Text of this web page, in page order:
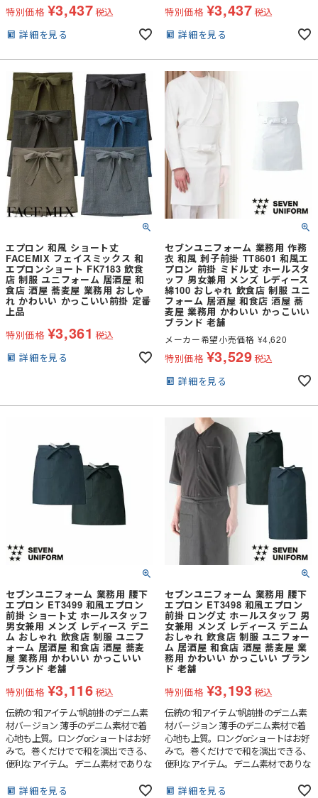
特別価格 ¥3,437税込
詳細を見る
特別価格 ¥3,437税込
詳細を見る
エプロン 和風 ショート丈
FACEMIX フェイスミックス 和
エプロンショート FK7183 飲食
店 制服 ユニフォーム 居酒屋 和
食店 酒屋 蕎麦屋 業務用 おしゃ
れ かわいい かっこいい前掛 定番
上品
特別価格 ¥3,361 税込
詳細を見る
セブンユニフォーム 業務用 作務
衣 和風 刺子前掛 TT8601 和風エ
プロン 前掛 ミドル丈 ホールスタ
ッフ 男女兼用 メンズ レディース
綿100 おしゃれ 飲食店 制服 ユニ
フォーム 居酒屋 和食店 酒屋 蕎
麦屋 業務用 かわいい かっこいい
ブランド 老舗
メーカー希望小売価格 ¥4,620
特別価格 ¥3,529税込
詳細を見る
セブンユニフォーム 業務用 腰下
エプロン ET3499 和風エプロン
前掛 ショート丈 ホールスタッフ
男女兼用 メンズ レディース デニ
ム おしゃれ 飲食店 制服 ユニフ
ォーム 居酒屋 和食店 酒屋 蕎麦
屋 業務用 かわいい かっこいい
ブランド 老舗
特別価格 ¥3,116税込
伝統の“和アイテム”帆前掛のデニム素
材バージョン 薄手のデニム素材で着
心地も上質。ロングorショートはお好
みで。巻くだけでで和を演出できる、
便利なアイテム。デニム素材でありな
す。その薄さによってサラリとした巻
詳細を見る
セブンユニフォーム 業務用 腰下
エプロン ET3498 和風エプロン
前掛 ロング丈 ホールスタッフ 男
女兼用 メンズ レディース デニム
おしゃれ 飲食店 制服 ユニフォー
ム 居酒屋 和食店 酒屋 蕎麦屋 業
務用 かわいい かっこいい ブラン
ド 老舗
特別価格 ¥3,193税込
伝統の“和アイテム”帆前掛のデニム素
材バージョン 薄手のデニム素材で着
心地も上質。ロングorショートはお好
みで。巻くだけでで和を演出できる、
便利なアイテム。デニム素材でありな
す。その薄さによってサラリとした巻
詳細を見る